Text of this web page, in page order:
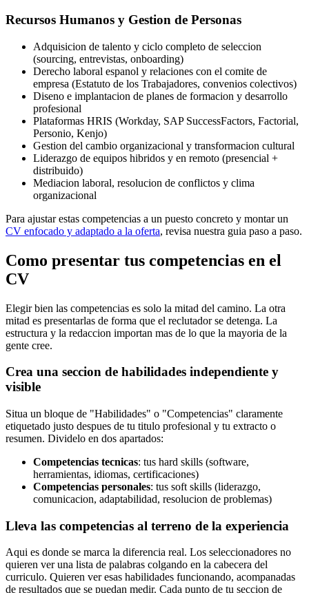
Recursos Humanos y Gestion de Personas
Adquisicion de talento y ciclo completo de seleccion
(sourcing, entrevistas, onboarding)
Derecho laboral espanol y relaciones con el comite de
empresa (Estatuto de los Trabajadores, convenios colectivos)
Diseno e implantacion de planes de formacion y desarrollo
profesional
Plataformas HRIS (Workday, SAP SuccessFactors, Factorial,
Personio, Kenjo)
Gestion del cambio organizacional y transformacion cultural
Liderazgo de equipos hibridos y en remoto (presencial +
distribuido)
Mediacion laboral, resolucion de conflictos y clima
organizacional
Para ajustar estas competencias a un puesto concreto y montar un
CV enfocado y adaptado a la oferta, revisa nuestra guia paso a paso.
Como presentar tus competencias en el
CV
Elegir bien las competencias es solo la mitad del camino. La otra
mitad es presentarlas de forma que el reclutador se detenga. La
estructura y la redaccion importan mas de lo que la mayoria de la
gente cree.
Crea una seccion de habilidades independiente y
visible
Situa un bloque de "Habilidades" o "Competencias" claramente
etiquetado justo despues de tu titulo profesional y tu extracto o
resumen. Dividelo en dos apartados:
Competencias tecnicas: tus hard skills (software,
herramientas, idiomas, certificaciones)
Competencias personales: tus soft skills (liderazgo,
comunicacion, adaptabilidad, resolucion de problemas)
Lleva las competencias al terreno de la experiencia
Aqui es donde se marca la diferencia real. Los seleccionadores no
quieren ver una lista de palabras colgando en la cabecera del
curriculo. Quieren ver esas habilidades funcionando, acompanadas
de resultados que se puedan medir. Cada punto de tu seccion de